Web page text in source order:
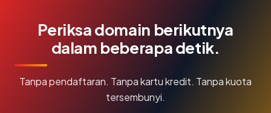
Periksa domain berikutnya
dalam beberapa detik.
Tanpa pendaftaran. Tanpa kartu kredit. Tanpa kuota
tersembunyi.